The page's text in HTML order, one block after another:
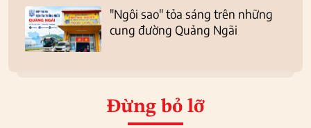
"Ngôi sao" tỏa sáng trên những
cung đường Quảng Ngãi
Đừng bỏ lỡ